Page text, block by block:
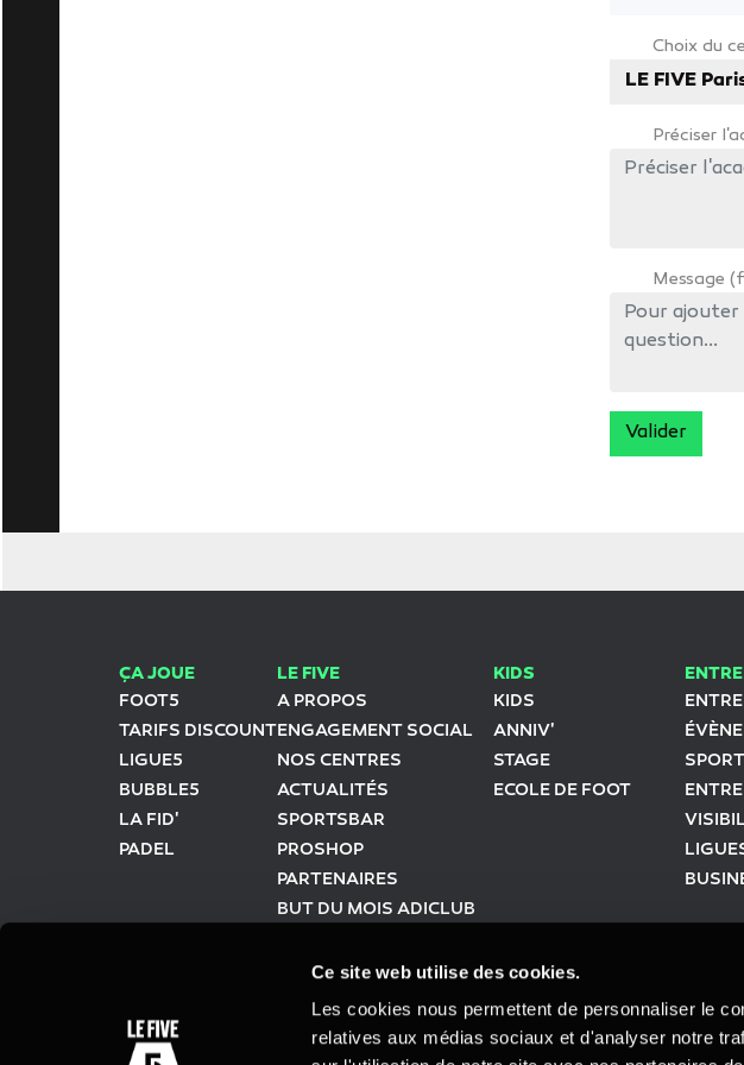
Ce site web utilise des cookies.
Les cookies nous permettent de personnaliser le
relatives aux médias sociaux et d'analyser notre
Choix du
LE FIVE
Préciser
Message
Valider
ÇA JOUE
FOOT5
TARIFS DISCOUNT
LIGUE5
BUBBLE5
LA FID'
PADEL
LE FIVE
A PROPOS
ENGAGEMENT SOCIAL
NOS CENTRES
ACTUALITÉS
SPORTSBAR
PROSHOP
PARTENAIRES
BUT DU MOIS ADICLUB
KIDS
KIDS
ANNIV'
STAGE
ECOLE DE FOOT